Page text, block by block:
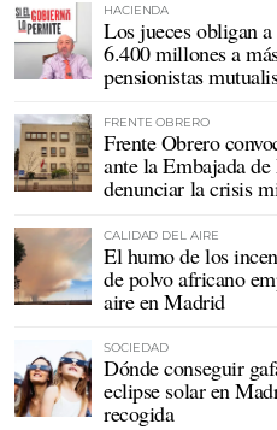
HACIENDA
Los jueces obligan
6.400 millones a
pensionistas
FRENTE OBRERO
Frente Obrero
ante la Embajada
denunciar la crisis
CALIDAD DEL AIRE
El humo de los
de polvo africano
aire en Madrid
SOCIEDAD
Dónde conseguir
eclipse solar en
recogida